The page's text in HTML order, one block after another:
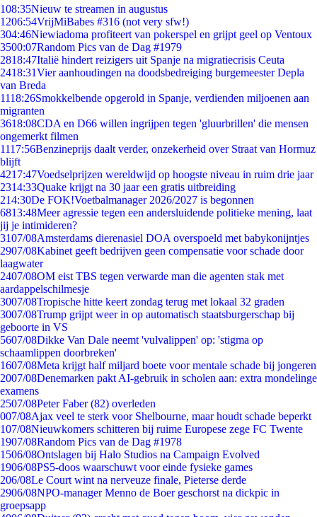
108:35Nieuw te streamen in augustus
1206:54VrijMiBabes #316 (not very sfw!)
304:46Niewiadoma profiteert van pokerspel en grijpt geel op Ventoux
3500:07Random Pics van de Dag #1979
2818:47Italië hindert reizigers uit Spanje na migratiecrisis Ceuta
2418:31Vier aanhoudingen na doodsbedreiging burgemeester Depla
van Breda
1118:26Smokkelbende opgerold in Spanje, verdienden miljoenen aan
migranten
3618:08CDA en D66 willen ingrijpen tegen 'gluurbrillen' die mensen
ongemerkt filmen
1117:56Benzineprijs daalt verder, onzekerheid over Straat van Hormuz
blijft
4217:47Voedselprijzen wereldwijd op hoogste niveau in ruim drie jaar
2314:33Quake krijgt na 30 jaar een gratis uitbreiding
214:30De FOK!Voetbalmanager 2026/2027 is begonnen
6813:48Meer agressie tegen een andersluidende politieke mening, laat
jij je intimideren?
3107/08Amsterdams dierenasiel DOA overspoeld met babykonijntjes
2907/08Kabinet geeft bedrijven geen compensatie voor schade door
laagwater
2407/08OM eist TBS tegen verwarde man die agenten stak met
aardappelschilmesje
3007/08Tropische hitte keert zondag terug met lokaal 32 graden
3007/08Trump grijpt weer in op automatisch staatsburgerschap bij
geboorte in VS
5607/08Dikke Van Dale neemt 'vulvalippen' op: 'stigma op
schaamlippen doorbreken'
1607/08Meta krijgt half miljard boete voor mentale schade bij jongeren
2007/08Denemarken pakt AI-gebruik in scholen aan: extra mondelinge
examens
2507/08Peter Faber (82) overleden
007/08Ajax veel te sterk voor Shelbourne, maar houdt schade beperkt
107/08Nieuwkomers schitteren bij ruime Europese zege FC Twente
1907/08Random Pics van de Dag #1978
1506/08Ontslagen bij Halo Studios na Campaign Evolved
1906/08PS5-doos waarschuwt voor einde fysieke games
206/08Le Court wint na nerveuze finale, Pieterse derde
2906/08NPO-manager Menno de Boer geschorst na dickpic in
groepsapp